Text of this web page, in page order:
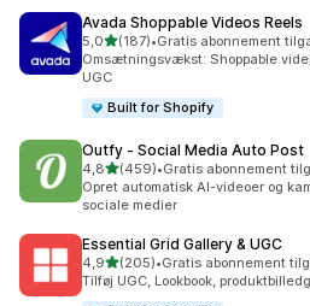
Avada Shoppable Videos Reels
5,0ud af 5 stjerner
(187)
187 anmeldelser i alt
•Gratis abonnement
Omsætningsvækst: Shoppable
UGC
Built for Shopify
Outfy ‑ Social Media Auto Post
4,8ud af 5 stjerner
(459)
459 anmeldelser i alt
•Gratis abonnement
Opret automatisk AI-videoer og
sociale medier
Essential Grid Gallery & UGC
4,9ud af 5 stjerner
(205)
205 anmeldelser i alt
•Gratis abonnement
Tilføj UGC, Lookbook,